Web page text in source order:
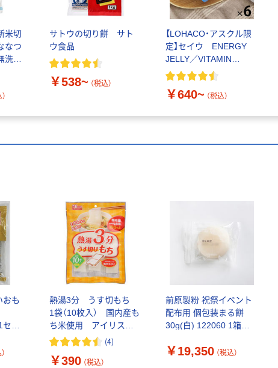
米切
なつ
洗米
糧
サトウの切り餅 サト
ウ食品
￥538~ （税込）
【LOHACO・アスクル限
定】セイウ ENERGY
JELLY／VITAMIN
JELLY ゼリー飲料
￥640~ （税込）
おも
ッ
熱湯3分 うす切もち
1袋（10枚入） 国内産も
ち米使用 アイリスオ
ーヤマ
(4)
￥390 （税込）
前原製粉 祝祭イベント
配布用 個包装まる餅
30g(白) 122060 1箱
￥19,350 （税込）